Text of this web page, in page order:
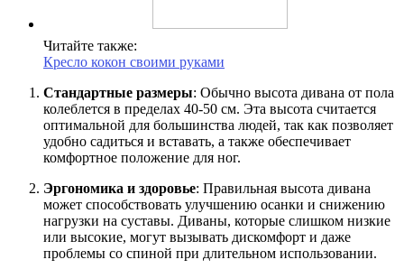
Читайте также:
Кресло кокон своими руками
Стандартные размеры: Обычно высота дивана от пола
колеблется в пределах 40-50 см. Эта высота считается
оптимальной для большинства людей, так как позволяет
удобно садиться и вставать, а также обеспечивает
комфортное положение для ног.
Эргономика и здоровье: Правильная высота дивана
может способствовать улучшению осанки и снижению
нагрузки на суставы. Диваны, которые слишком низкие
или высокие, могут вызывать дискомфорт и даже
проблемы со спиной при длительном использовании.